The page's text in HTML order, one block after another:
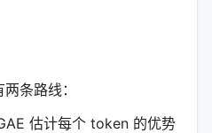
条路线：
估计每个 token 的优势